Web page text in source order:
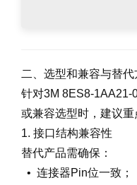
二、选型和兼容与替
针对3M 8ES8-1AA21-
或兼容选型时，建议重
1. 接口结构兼容性
替代产品需确保：
• 连接器Pin位一致；